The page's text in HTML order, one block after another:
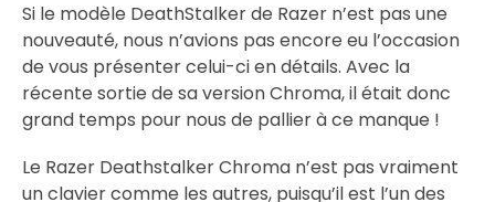
Si le modèle DeathStalker de Razer n’est pas une
nouveauté, nous n’avions pas encore eu l’occasion
de vous présenter celui-ci en détails. Avec la
récente sortie de sa version Chroma, il était donc
grand temps pour nous de pallier à ce manque !
Le Razer Deathstalker Chroma n’est pas vraiment
un clavier comme les autres, puisqu’il est l’un des